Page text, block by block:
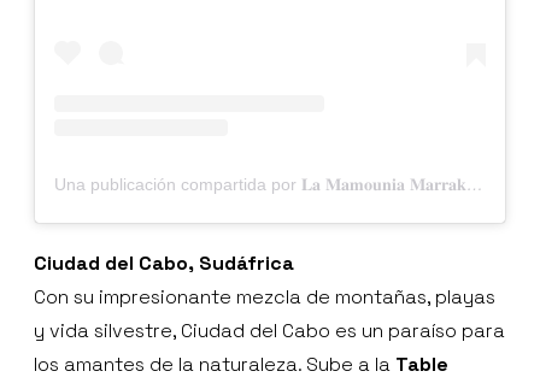
Una publicación compartida por 𝐋𝐚 𝐌𝐚𝐦𝐨𝐮𝐧𝐢𝐚 𝐌𝐚𝐫𝐫𝐚𝐤𝐞𝐜𝐡 (@lamamouniamarrakech)
Ciudad del Cabo, Sudáfrica
Con su impresionante mezcla de montañas, playas
y vida silvestre, Ciudad del Cabo es un paraíso para
los amantes de la naturaleza. Sube a la Table